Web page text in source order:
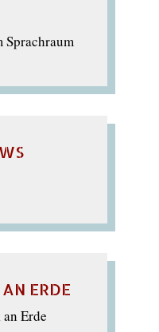
Sprachraum
ERDE